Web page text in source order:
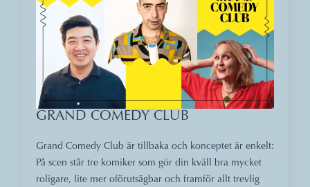
GRAND COMEDY CLUB
Grand Comedy Club är tillbaka och konceptet är enkelt:
På scen står tre komiker som gör din kväll bra mycket
roligare, lite mer oförutsägbar och framför allt trevlig